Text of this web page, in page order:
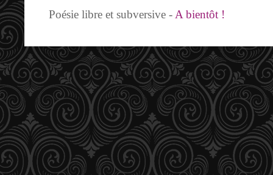
Poésie libre et subversive - A bientôt !